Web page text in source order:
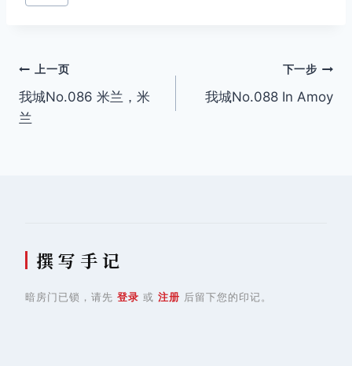
文
章
上一页
我城No.086 米兰，米
兰
下一步
我城No.088 In Amoy
撰 写 手 记
暗房门已锁，请先 登录 或 注册 后留下您的印记。